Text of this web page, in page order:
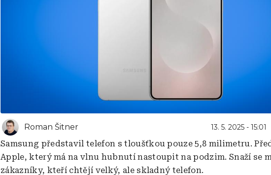
Roman Šitner 13. 5. 2025 - 15:01
Samsung představil telefon s tloušťkou pouze 5,8 milimetru.
Apple, který má na vlnu hubnutí nastoupit na podzim. Snaží se
zákazníky, kteří chtějí velký, ale skladný telefon.